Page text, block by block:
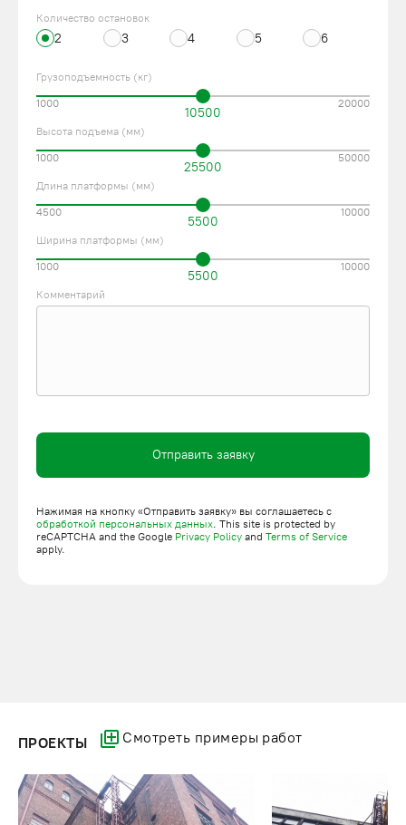
Количество остановок
2 3 4 5 6
Грузоподъемность (кг)
10500
1000 20000
Высота подъема (мм)
25500
1000 50000
Длина платформы (мм)
5500
4500 10000
Ширина платформы (мм)
5500
1000 10000
Комментарий
Отправить заявку
Нажимая на кнопку «Отправить заявку» вы соглашаетесь с
обработкой персональных данных. This site is protected by
reCAPTCHA and the Google Privacy Policy and Terms of Service
apply.
ПРОЕКТЫ Смотреть примеры работ